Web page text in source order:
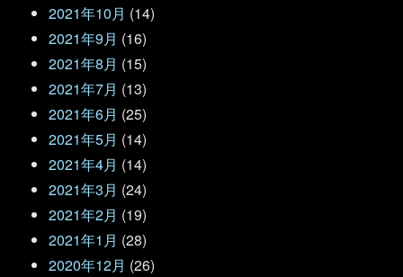
2021年10月 (14)
2021年9月 (16)
2021年8月 (15)
2021年7月 (13)
2021年6月 (25)
2021年5月 (14)
2021年4月 (14)
2021年3月 (24)
2021年2月 (19)
2021年1月 (28)
2020年12月 (26)